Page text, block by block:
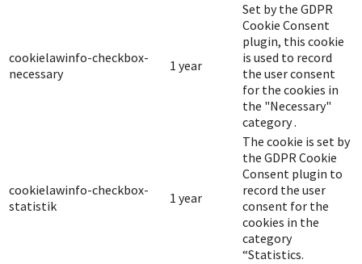
cookielawinfo-checkbox-
necessary
1 year
Set by the GDPR
Cookie Consent
plugin, this cookie
is used to record
the user consent
for the cookies in
the "Necessary"
category .
cookielawinfo-checkbox-
statistik
1 year
The cookie is set by
the GDPR Cookie
Consent plugin to
record the user
consent for the
cookies in the
category
“Statistics.